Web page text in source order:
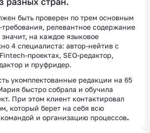
быть проверен по трем основным
требования, релевантное содержание
на каждое языковое
4 специалиста: автор-нейтив с
проектах, SEO-редактор,
и пруфридер.
укомплектованные редакции на 65
быстро собрала и обучила
При этом клиент контактировал
который берет на себя всю
и организацию процессов.